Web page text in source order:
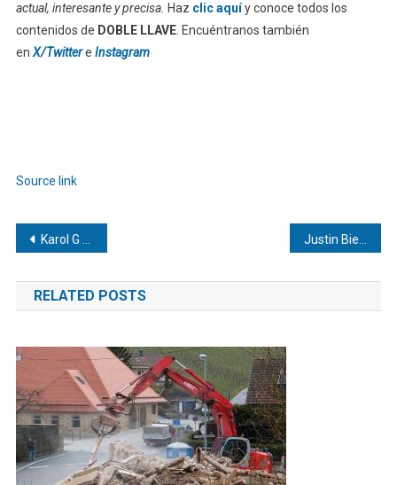
actual, interesante y precisa. Haz clic aquíy conoce todos los
contenidos de DOBLE LLAVE. Encuéntranos también
enX/Twittere Instagram
Source link
Navegación
de
entradas
Karol G hace historia como la primera latina en encabezar Coachella Justin Bieber registra un regreso minimalista en Coachella
RELATED POSTS